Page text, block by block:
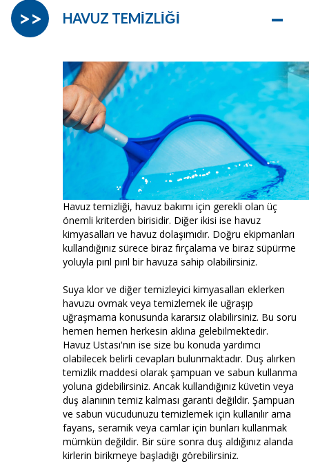
HAVUZ TEMİZLİĞİ –
>>
Havuz temizliği, havuz bakımı için gerekli olan üç
önemli kriterden birisidir. Diğer ikisi ise havuz
kimyasalları ve havuz dolaşımıdır. Doğru ekipmanları
kullandığınız sürece biraz fırçalama ve biraz süpürme
yoluyla pırıl pırıl bir havuza sahip olabilirsiniz.
Suya klor ve diğer temizleyici kimyasalları eklerken
havuzu ovmak veya temizlemek ile uğraşıp
uğraşmama konusunda kararsız olabilirsiniz. Bu soru
hemen hemen herkesin aklına gelebilmektedir.
Havuz Ustası'nın ise size bu konuda yardımcı
olabilecek belirli cevapları bulunmaktadır. Duş alırken
temizlik maddesi olarak şampuan ve sabun kullanma
yoluna gidebilirsiniz. Ancak kullandığınız küvetin veya
duş alanının temiz kalması garanti değildir. Şampuan
ve sabun vücudunuzu temizlemek için kullanılır ama
fayans, seramik veya camlar için bunları kullanmak
mümkün değildir. Bir süre sonra duş aldığınız alanda
kirlerin birikmeye başladığı görebilirsiniz.